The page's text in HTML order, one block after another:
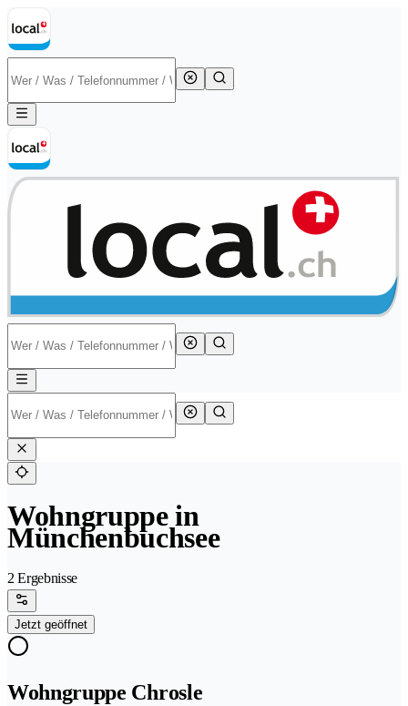
Wohngruppe in
Münchenbuchsee
2 Ergebnisse
Jetzt geöffnet
Wohngruppe Chrosle